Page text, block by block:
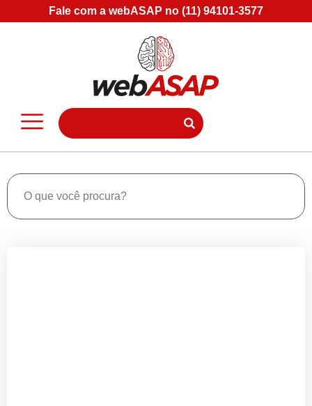
Fale com a webASAP no (11) 94101-3577